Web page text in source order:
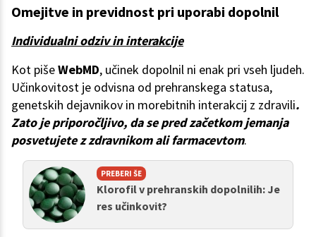
Omejitve in previdnost pri uporabi dopolnil
Individualni odziv in interakcije
Kot pišeWebMD, učinek dopolnil ni enak pri vseh ljudeh.
Učinkovitost je odvisna od prehranskega statusa,
genetskih dejavnikov in morebitnih interakcij z zdravili.
Zato je priporočljivo, da se pred začetkom jemanja
posvetujete z zdravnikom ali farmacevtom.
PREBERI ŠE
Klorofil v prehranskih dopolnilih: Je
res učinkovit?